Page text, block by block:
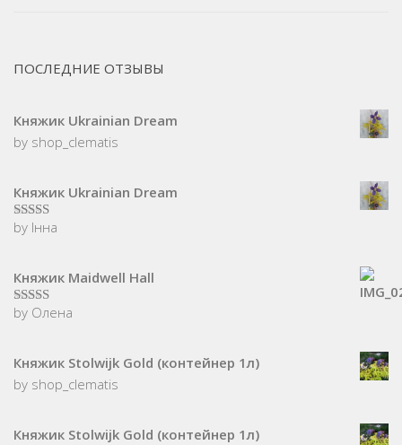
ПОСЛЕДНИЕ ОТЗЫВЫ
Княжик Ukrainian Dream
by shop_clematis
Княжик Ukrainian Dream
5з 5
by Інна
Княжик Maidwell Hall
5з 5
by Олена
Княжик Stolwijk Gold (контейнер 1л)
by shop_clematis
Княжик Stolwijk Gold (контейнер 1л)